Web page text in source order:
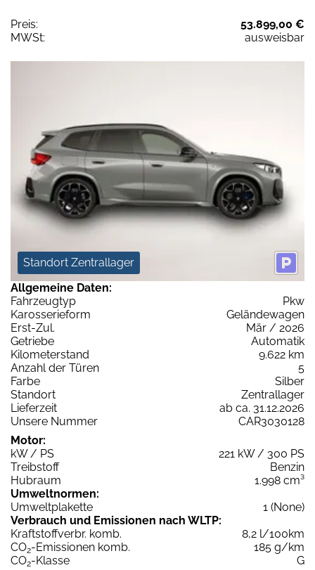
Preis:
53.899,00 €
MWSt:
ausweisbar
Standort Zentrallager
Allgemeine Daten:
Fahrzeugtyp
Pkw
Karosserieform
Geländewagen
Erst-Zul.
Mär / 2026
Getriebe
Automatik
Kilometerstand
9.622 km
Anzahl der Türen
5
Farbe
Silber
Standort
Zentrallager
Lieferzeit
ab ca. 31.12.2026
Unsere Nummer
CAR3030128
Motor:
kW / PS
221 kW / 300 PS
Treibstoff
Benzin
Hubraum
1.998 cm³
Umweltnormen:
Umweltplakette
1 (None)
Verbrauch und Emissionen nach WLTP:
Kraftstoffverbr. komb.
8,2 l/100km
CO2-Emissionen komb.
185 g/km
CO2-Klasse
G